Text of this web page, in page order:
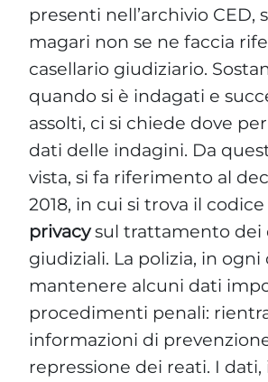
presenti nell’archivio CED,
magari non se ne faccia
casellario giudiziario.
quando si è indagati e
assolti, ci si chiede dove
dati delle indagini. Da
vista, si fa riferimento al
2018, in cui si trova il
privacysul trattamento dei
giudiziali. La polizia, in ogni
mantenere alcuni dati
procedimenti penali:
informazioni di
repressione dei reati. I dati,